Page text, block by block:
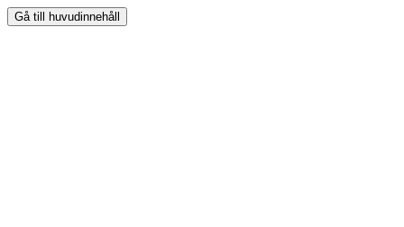
Gå till huvudinnehåll